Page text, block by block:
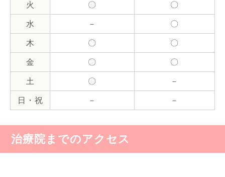
火 〇 〇
水 － 〇
木 〇 〇
金 〇 〇
土 〇 －
日・祝 － －
治療院までのアクセス